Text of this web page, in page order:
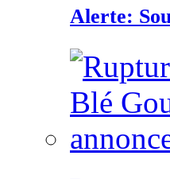
Alerte: